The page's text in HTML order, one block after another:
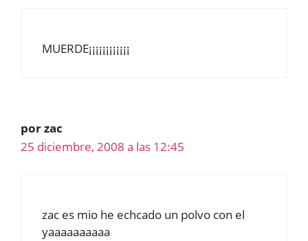
MUERDE¡¡¡¡¡¡¡¡¡¡¡¡
por zac
25 diciembre, 2008 a las 12:45
zac es mio he echcado un polvo con el
yaaaaaaaaaa